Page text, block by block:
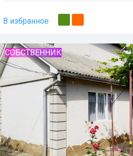
В избранное
СОБСТВЕННИК